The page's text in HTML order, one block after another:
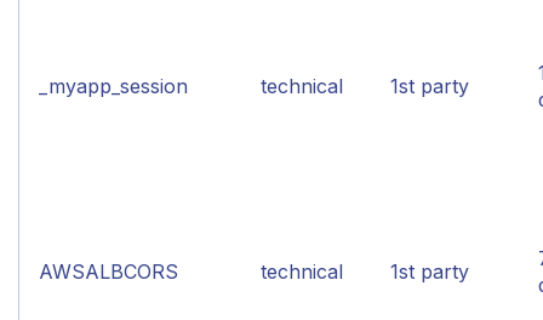
_myapp_session technical 1st party
AWSALBCORS technical 1st party